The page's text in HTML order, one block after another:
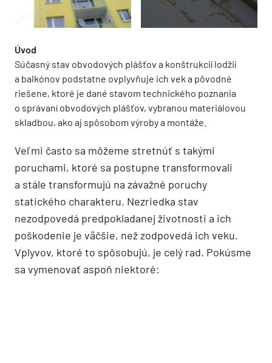
Úvod
Súčasný stav obvodových plášťov a konštrukcií lodžií
a balkónov podstatne ovplyvňuje ich vek a pôvodné
riešene, ktoré je dané stavom technického poznania
o správaní obvodových plášťov, vybranou materiálovou
skladbou, ako aj spôsobom výroby a montáže.
Veľmi často sa môžeme stretnúť s takými
poruchami, ktoré sa postupne transformovali
a stále transformujú na závažné poruchy
statického charakteru. Nezriedka stav
nezodpovedá predpokladanej životnosti a ich
poškodenie je väčšie, než zodpovedá ich veku.
Vplyvov, ktoré to spôsobujú, je celý rad. Pokúsme
sa vymenovať aspoň niektoré: